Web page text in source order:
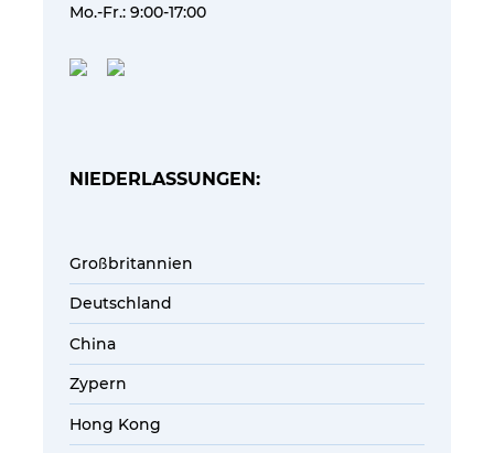
Mo.-Fr.: 9:00-17:00
NIEDERLASSUNGEN:
Großbritannien
Deutschland
China
Zypern
Hong Kong